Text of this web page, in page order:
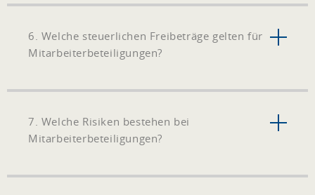
6. Welche steuerlichen Freibeträge gelten für
Mitarbeiterbeteiligungen?
7. Welche Risiken bestehen bei
Mitarbeiterbeteiligungen?